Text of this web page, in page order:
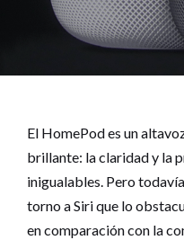
El HomePod es un
brillante: la claridad y la
inigualables. Pero
torno a Siri que lo
en comparación con la